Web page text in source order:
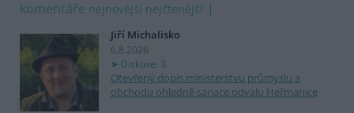
komentáře nejnovější nejčtenější
Jiří Michalisko
6.8.2026
Diskuse: 3
Otevřený dopis ministerstvu průmyslu a
obchodu ohledně sanace odvalu Heřmanice